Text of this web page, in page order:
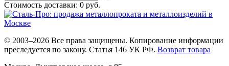
Стоимость доставки: 0 руб.
© 2003–2026 Все права защищены. Копирование информации
преследуется по закону. Статья 146 УК РФ. Возврат товара